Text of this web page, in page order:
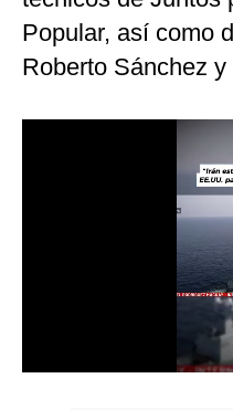
Tecnología
Club del Suscriptor
Mix
Popular, así como
Roberto Sánchez y